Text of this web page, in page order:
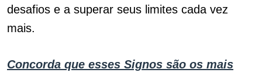
desafios e a superar seus limites cada vez
mais.
Concorda que esses Signos são os mais